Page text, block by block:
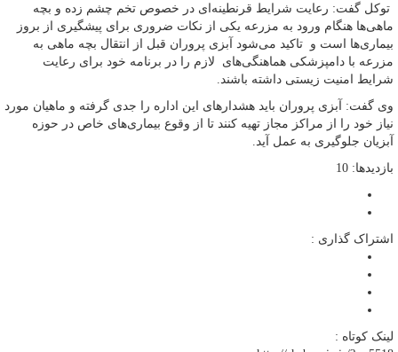
توکل گفت: رعایت شرایط قرنطینه‌ای در خصوص تخم چشم زده و بچه
ماهی‌ها هنگام ورود به مزرعه یکی از نکات ضروری برای پیشگیری از بروز
بیماری‌ها است و تاکید می‌شود آبزی پروران قبل از انتقال بچه ماهی به
مزرعه با دامپزشکی هماهنگی‌های لازم را در برنامه خود برای رعایت
شرایط امنیت زیستی داشته باشند.
وی گفت: آبزی پروران باید هشدارهای این اداره را جدی گرفته و ماهیان مورد
نیاز خود را از مراکز مجاز تهیه کنند تا از وقوع بیماری‌های خاص در حوزه
آبزیان جلوگیری به عمل آید.
بازدیدها: 10
اشتراک گذاری :
لینک کوتاه :